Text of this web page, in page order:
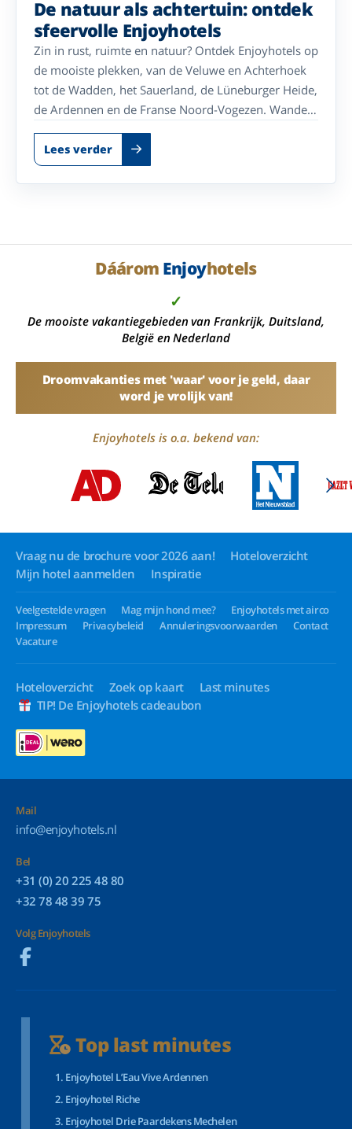
De natuur als achtertuin: ontdek
sfeervolle Enjoyhotels
Zin in rust, ruimte en natuur? Ontdek Enjoyhotels op
de mooiste plekken, van de Veluwe en Achterhoek
tot de Wadden, het Sauerland, de Lüneburger Heide,
de Ardennen en de Franse Noord-Vogezen. Wandel
zeelucht in of geniet van glooiende landschappen.
Na een dag buiten wacht uw sfeervolle Enjoyhotel.
Lees verder
Dáárom Enjoyhotels
✓
De mooiste vakantiegebieden van Frankrijk, Duitsland,
België en Nederland
Droomvakanties met 'waar' voor je geld, daar
word je vrolijk van!
Enjoyhotels is o.a. bekend van:
Vraag nu de brochure voor 2026 aan!
Hoteloverzicht
Mijn hotel aanmelden
Inspiratie
Veelgestelde vragen Mag mijn hond mee?
Enjoyhotels met airco
Impressum
Privacybeleid Annuleringsvoorwaarden
Contact
Vacature
Hoteloverzicht Zoek op kaart
Last minutes
TIP! De Enjoyhotels cadeaubon
Mail
info@enjoyhotels.nl
Bel
+31 (0) 20 225 48 80
+32 78 48 39 75
Volg Enjoyhotels
Top last minutes
Enjoyhotel L’Eau Vive Ardennen
Enjoyhotel Riche
Enjoyhotel Drie Paardekens Mechelen